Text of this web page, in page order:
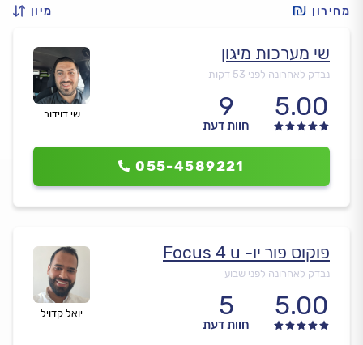
מחירון מיון
שי דוידוב
שי מערכות מיגון
נבדק לאחרונה לפני 53 דקות
5.00
9
חוות דעת
055-4589221
יואל קדויל
פוקוס פור יו- Focus 4 u
נבדק לאחרונה לפני שבוע
5.00
5
חוות דעת